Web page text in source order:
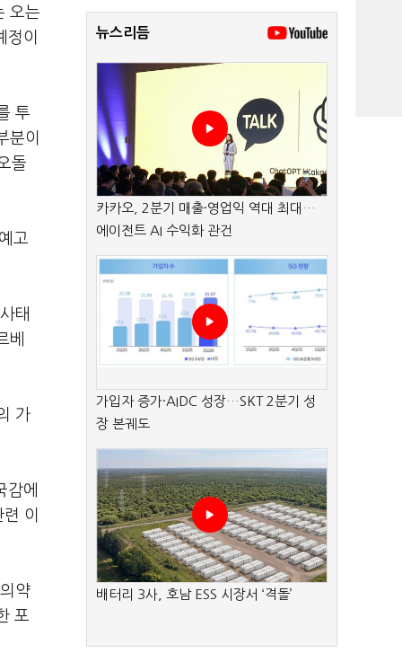
오는
이
투
분이
돌
고
태
베
가
에
이
약
포
뉴스리듬
카카오, 2분기 매출·영업익 역대 최대…
에이전트 AI 수익화 관건
가입자 증가·AIDC 성장…SKT 2분기 성
장 본궤도
배터리 3사, 호남 ESS 시장서 ‘격돌’